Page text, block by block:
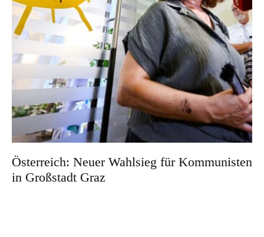
Österreich: Neuer Wahlsieg für Kommunisten
in Großstadt Graz